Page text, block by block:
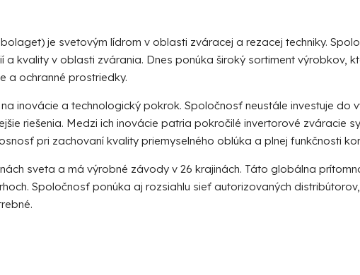
je svetovým lídrom v oblasti zváracej a rezacej techniky.
a kvality v oblasti zvárania. Dnes ponúka široký sortiment výrobkov,
a ochranné prostriedky.
inovácie a technologický pokrok. Spoločnosť neustále investuje do
riešenia. Medzi ich inovácie patria pokročilé invertorové zváracie
pri zachovaní kvality priemyselného oblúka a plnej funkčnosti
sveta a má výrobné závody v 26 krajinách. Táto globálna
Spoločnosť ponúka aj rozsiahlu sieť autorizovaných